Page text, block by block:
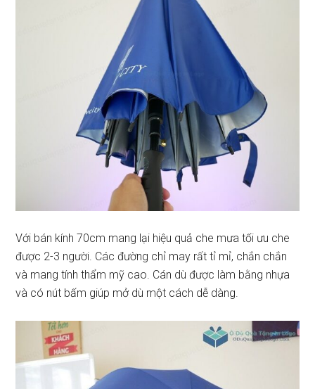
Với bán kính 70cm mang lại hiệu quả che mưa tối ưu che
được 2-3 người. Các đường chỉ may rất tỉ mỉ, chắn chắn
và mang tính thẩm mỹ cao. Cán dù được làm bằng nhựa
và có nút bấm giúp mở dù một cách dễ dàng.